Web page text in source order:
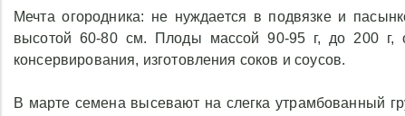
Мечта огородника: не нуждается в подвязке и
высотой 60-80 см. Плоды массой 90-95 г, до 200
консервирования, изготовления соков и соусов.
В марте семена высевают на слегка утрамбованный